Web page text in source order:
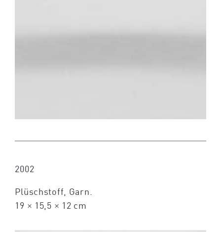
2002
Plüschstoff, Garn.
19 × 15,5 × 12 cm